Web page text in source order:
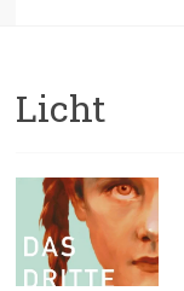
Licht